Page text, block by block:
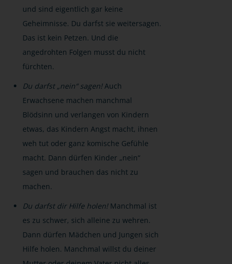
und sind eigentlich gar keine
Geheimnisse. Du darfst sie weitersagen.
Das ist kein Petzen. Und die
angedrohten Folgen musst du nicht
fürchten.
Du darfst „nein“ sagen!Auch
Erwachsene machen manchmal
Blödsinn und verlangen von Kindern
etwas, das Kindern Angst macht, ihnen
weh tut oder ganz komische Gefühle
macht. Dann dürfen Kinder „nein“
sagen und brauchen das nicht zu
machen.
Du darfst dir Hilfe holen! Manchmal ist
es zu schwer, sich alleine zu wehren.
Dann dürfen Mädchen und Jungen sich
Hilfe holen. Manchmal willst du deiner